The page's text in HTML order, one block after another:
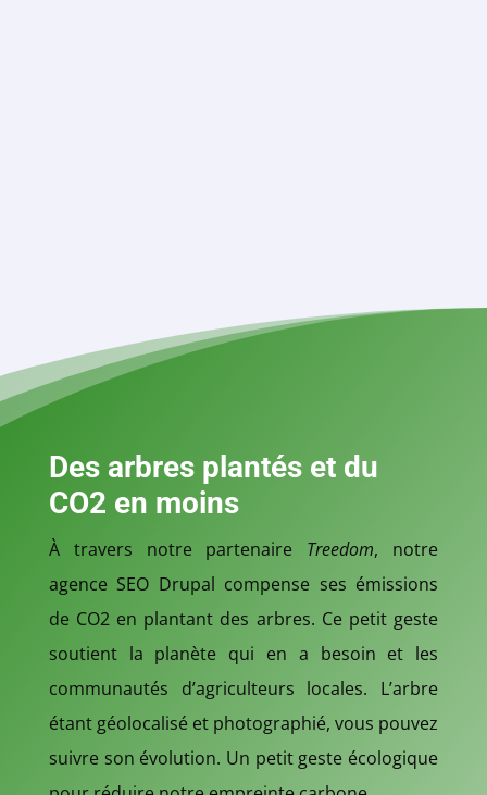
Des arbres plantés et du
CO2 en moins
Àtravers notre partenaire Treedom, notre
agence SEO Drupal compense ses émissions
de CO2 en plantant des arbres. Ce petit geste
soutient la planète qui en a besoin et les
communautés d’agriculteurs locales. L’arbre
étant géolocalisé et photographié, vous pouvez
suivre son évolution. Un petit geste écologique